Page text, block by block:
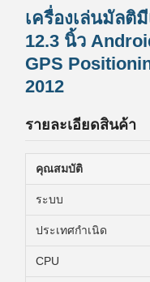
เครื่องเล่นมัลติ
12.3 นิ้ว
GPS
2012
รายละเอียดสินค้า
คุณสมบัติ
ระบบ
ประเทศกําเนิด
CPU